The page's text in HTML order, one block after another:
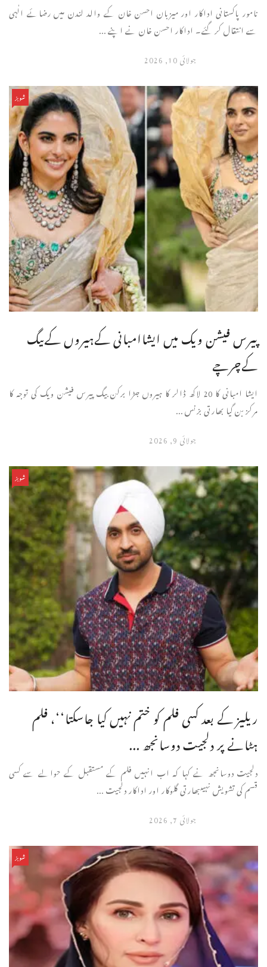
نامور پاکستانی اداکار اور میزبان احسن خان کے والد لندن میں رضائے الٰہی
سے انتقال کر گئے۔ اداکار احسن خان نے اپنے ...
جولائی 10, 2026
شوبز
پیرس فیشن ویک میں ایشاامبانی کےہیروں کےبیگ
کےچرچے
ایشا امبانی کا 20 لاکھ ڈالر کا ہیروں جڑا برکن بیگ پیرس فیشن ویک کی توجہ کا
مرکز بن گیا بھارتی بزنس ...
جولائی 9, 2026
شوبز
ریلیز کے بعد کسی فلم کو ختم نہیں کیا جاسکتا‘‘، فلم
ہٹانے پر دلجیت دوسانجھ ...
دلجیت دوسانجھ نے کہا کہ اب انہیں فلم کے مستقبل کے حوالے سے کسی
قسم کی تشویش نہیںبھارتی گلوکار اور اداکار دلجیت ...
جولائی 7, 2026
شوبز